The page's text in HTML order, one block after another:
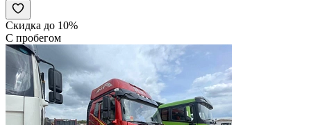
Скидка до 10%
С пробегом